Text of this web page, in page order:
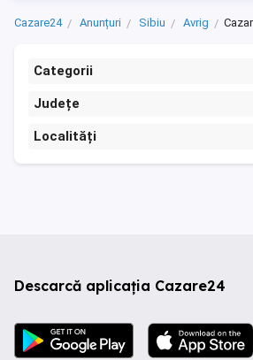
Cazare24 Anunțuri Sibiu Avrig
Categorii
Județe
Localități
Descarcă aplicația Cazare24